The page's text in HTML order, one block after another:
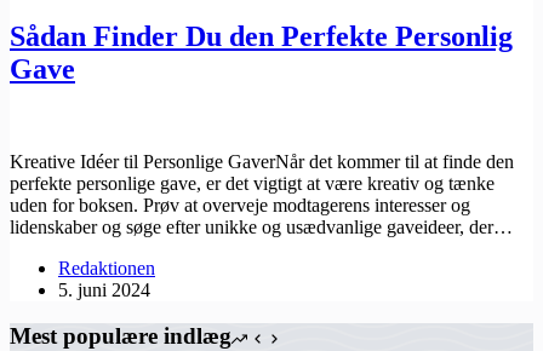
Sådan Finder Du den Perfekte Personlig
Gave
Kreative Idéer til Personlige GaverNår det kommer til at finde den
perfekte personlige gave, er det vigtigt at være kreativ og tænke
uden for boksen. Prøv at overveje modtagerens interesser og
lidenskaber og søge efter unikke og usædvanlige gaveideer, der…
Redaktionen
5. juni 2024
Mest populære indlæg